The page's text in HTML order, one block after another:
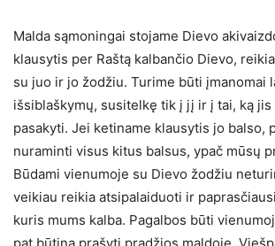
Malda sąmoningai stojame Dievo
klausytis per Raštą kalbančio Dievo,
su juo ir jo žodžiu. Turime būti įmanomai
išsiblaškymų, susitelkę tik į jį ir į tai, ką
pasakyti. Jei ketiname klausytis jo balso,
nuraminti visus kitus balsus, ypač mūsų
Būdami vienumoje su Dievo žodžiu
veikiau reikia atsipalaiduoti ir
kuris mums kalba. Pagalbos būti